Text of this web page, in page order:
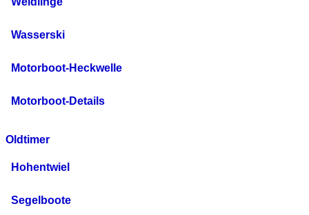
Wasserski
Motorboot-Heckwelle
Motorboot-Details
Oldtimer
Hohentwiel
Segelboote